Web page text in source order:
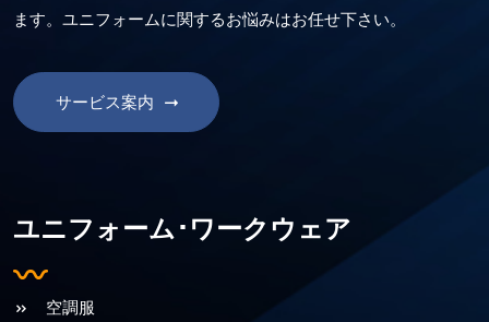
ます。ユニフォームに関するお悩みはお任せ下さい。
サービス案内
ユニフォーム･ワークウェア
空調服